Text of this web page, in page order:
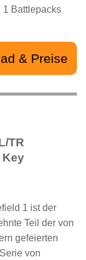
1 Battlepacks
& Preise
TR
Key
1 ist der
Teil der von
gefeierten
von